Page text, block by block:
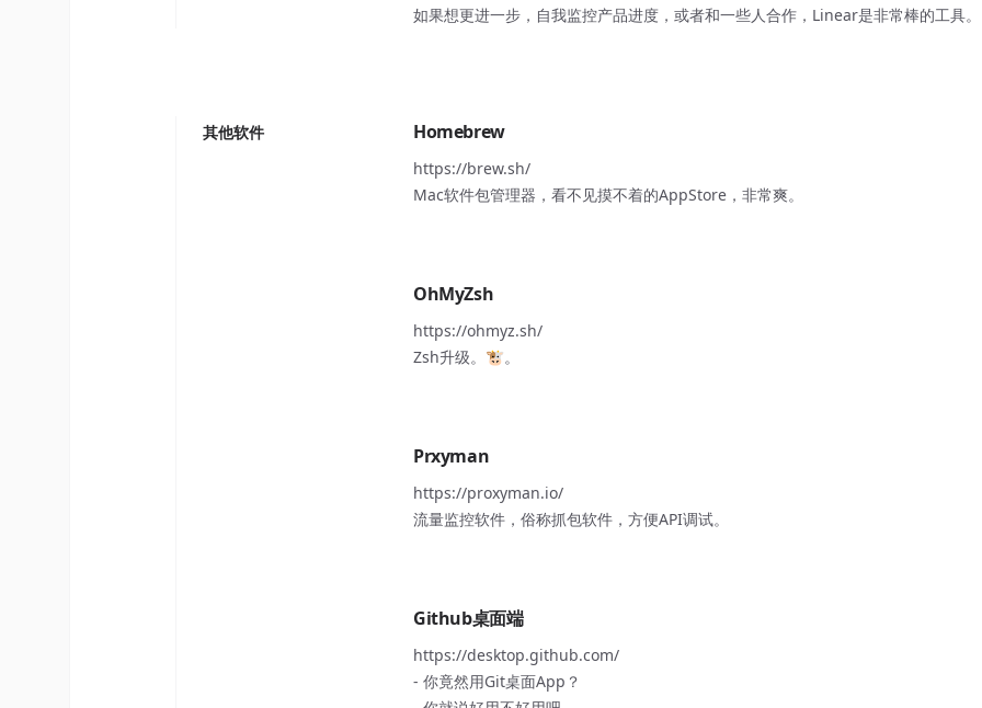
如果想更进一步，自我监控产品进度，或者和一些人合作，Linear是非常棒的工具。
其他软件 Homebrew
https://brew.sh/
Mac软件包管理器，看不见摸不着的AppStore，非常爽。
OhMyZsh
https://ohmyz.sh/
Zsh升级。🐮。
Prxyman
https://proxyman.io/
流量监控软件，俗称抓包软件，方便API调试。
Github桌面端
https://desktop.github.com/
- 你竟然用Git桌面App？